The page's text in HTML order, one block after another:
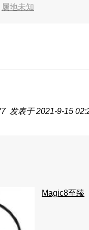
属地未知
发表于 2021-9-15
Magic8至臻